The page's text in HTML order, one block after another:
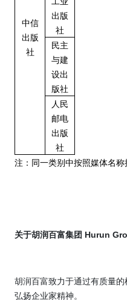
中信
出版
社
出版
社
民主
与建
设出
版社
人民
邮电
出版
社
注：同一类别中按照媒体名
关于胡润百富集团 Hurun
胡润百富致力于通过有质量的
弘扬企业家精神。